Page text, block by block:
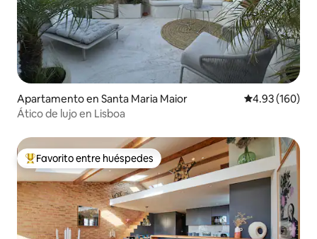
Apartamento en Santa Maria Maior Calificación
4.93 (160)
Ático de lujo en Lisboa
Favorito entre huéspedes preferido
Favorito entre huéspedes